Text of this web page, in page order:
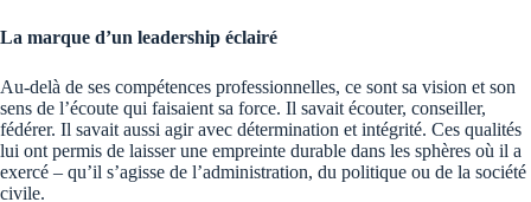
La marque d’un leadership éclairé
Au-delà de ses compétences professionnelles, ce sont sa vision et son
sens de l’écoute qui faisaient sa force. Il savait écouter, conseiller,
fédérer. Il savait aussi agir avec détermination et intégrité. Ces qualités
lui ont permis de laisser une empreinte durable dans les sphères où il a
exercé – qu’il s’agisse de l’administration, du politique ou de la société
civile.